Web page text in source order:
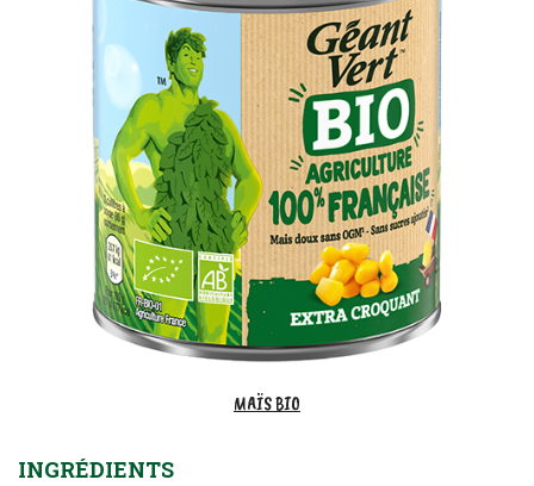
MAÏS BIO
INGRÉDIENTS